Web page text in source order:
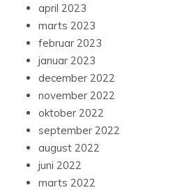
april 2023
marts 2023
februar 2023
januar 2023
december 2022
november 2022
oktober 2022
september 2022
august 2022
juni 2022
marts 2022